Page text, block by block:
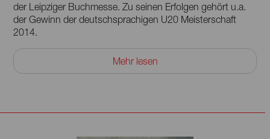
der Leipziger Buchmesse. Zu seinen Erfolgen gehört u.a.
der Gewinn der deutschsprachigen U20 Meisterschaft
2014.
Er ist studierter Bratschist und unstudierter Rapper. Seit
2017 veröffentlicht er unter dem Künstlernamen YUNUS
Mehr lesen